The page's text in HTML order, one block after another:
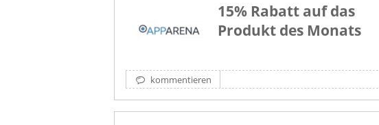
15% Rabatt auf das
Produkt des Monats
kommentieren